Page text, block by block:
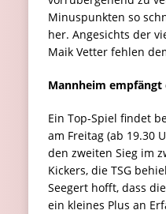
Minuspunkten so
her. Angesichts der
Maik Vetter fehlen
Mannheim empfängt
Ein Top-Spiel findet
am Freitag (ab 19.30
den zweiten Sieg im
Kickers, die TSG
Seegert hofft, dass
ein kleines Plus an